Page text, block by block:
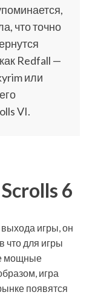
что точно
Redfall —
или
VI.
6
игры, он
что для игры
мощные
игра
появятся